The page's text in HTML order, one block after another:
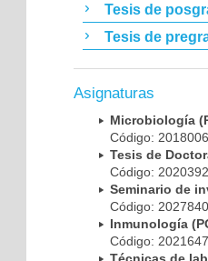
Tesis de
Tesis de
Asignaturas
Microbiología
Código:
Tesis de
Código:
Seminario de
Código:
Inmunología
Código: